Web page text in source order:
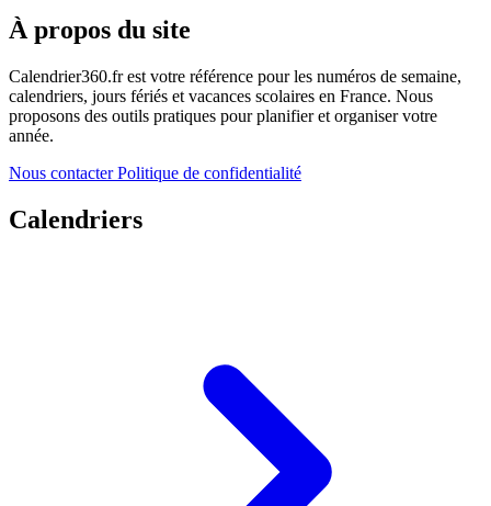
À propos du site
Calendrier360.fr est votre référence pour les numéros de semaine,
calendriers, jours fériés et vacances scolaires en France. Nous
proposons des outils pratiques pour planifier et organiser votre
année.
Nous contacterPolitique de confidentialité
Calendriers